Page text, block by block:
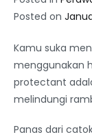
Posted on
Kamu suka
menggunakan
protectant
melindungi
Panas dari